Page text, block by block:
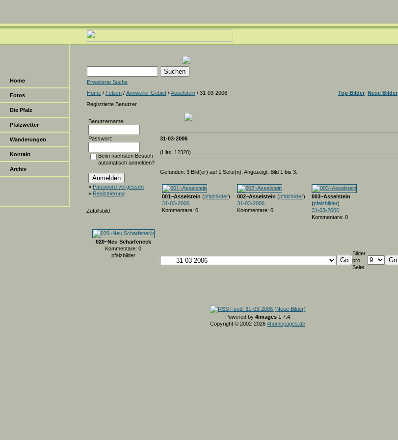
Home
Fotos
Die Pfalz
Pfalzwetter
Wanderungen
Kontakt
Archiv
Erweiterte Suche
Home / Felsen / Annweiler Gebiet / Asselstein / 31-03-2006 Top Bilder Neue Bilder
Registrierte Benutzer
Benutzername:
Passwort:
Beim nächsten Besuch
automatisch anmelden?
» Password vergessen
» Registrierung
Zufallsbild
020~Neu Scharfeneck
Kommentare: 0
pfalzbilder
31-03-2006
(Hits: 12328)
Gefunden: 3 Bild(er) auf 1 Seite(n). Angezeigt: Bild 1 bis 3.
001~Asselstein (pfalzbilder)
31-03-2006
Kommentare: 0
002~Asselstein (pfalzbilder)
31-03-2006
Kommentare: 0
003~Asselstein
(pfalzbilder)
31-03-2006
Kommentare: 0
Bilder
pro
Seite:
Powered by 4images 1.7.4
Copyright © 2002-2026 4homepages.de